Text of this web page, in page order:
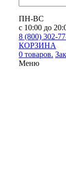
ПН-ВС
с 10:00 до
8 (800) 302-
КОРЗИНА
0 товаров.
Меню